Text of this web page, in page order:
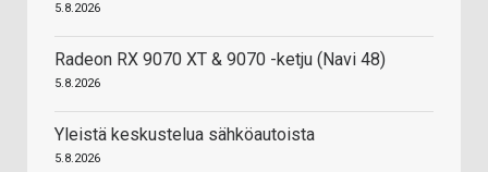
5.8.2026
Radeon RX 9070 XT & 9070 -ketju (Navi 48)
5.8.2026
Yleistä keskustelua sähköautoista
5.8.2026